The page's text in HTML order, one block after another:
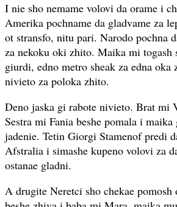
I nie sho nemame volovi da orame i
Amerika pochname da gladvame za
ot stransfo, nitu pari. Narodo pochna
za nekoku oki zhito. Maika mi togash
giurdi, edno metro sheak za edna
nivieto za poloka zhito.
Deno jaska gi rabote nivieto. Brat mi
Sestra mi Fania beshe pomala i
jadenie. Tetin Giorgi Stamenof predi
Afstralia i simashe kupeno volovi za
ostanae gladni.
A drugite Neretci sho chekae pomosh